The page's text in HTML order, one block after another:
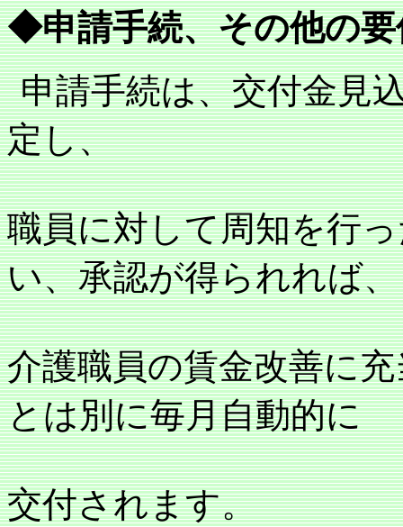
◆申請手続、その他の要
申請手続は、交付金見
定し、
職員に対して周知を行
い、承認が得られれば、
介護職員の賃金改善に
とは別に毎月自動的に
交付されます。